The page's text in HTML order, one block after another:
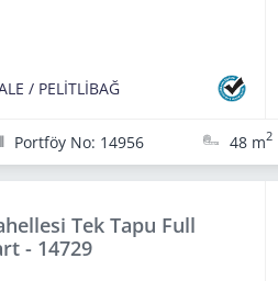
/ PELİTLİBAĞ
Portföy No: 14956 48 m2
Tek Tapu Full
- 14729